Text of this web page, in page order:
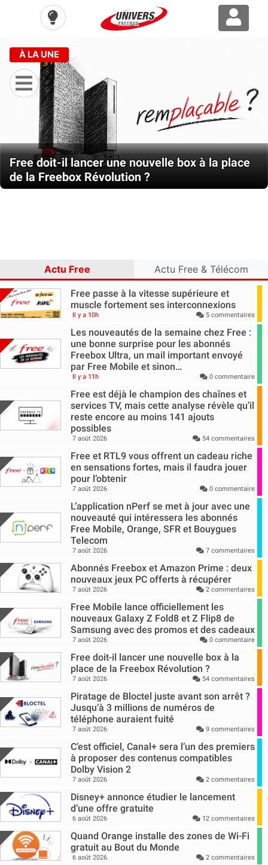
À LA UNE
Free doit-il lancer une nouvelle box à la place
de la Freebox Révolution ?
Previous
Actu Free Actu Free & Télécom
Free passe à la vitesse supérieure et
muscle fortement ses interconnexions
Il y a 10h 5 commentaires
Les nouveautés de la semaine chez Free :
une bonne surprise pour les abonnés
Freebox Ultra, un mail important envoyé
par Free Mobile et sinon…
Il y a 11h 0 commentaire
Free est déjà le champion des chaînes et
services TV, mais cette analyse révèle qu’il
reste encore au moins 141 ajouts
possibles
7 août 2026 54 commentaires
Free et RTL9 vous offrent un cadeau riche
en sensations fortes, mais il faudra jouer
pour l’obtenir
7 août 2026 0 commentaire
L’application nPerf se met à jour avec une
nouveauté qui intéressera les abonnés
Free Mobile, Orange, SFR et Bouygues
Telecom
7 août 2026 7 commentaires
Abonnés Freebox et Amazon Prime : deux
nouveaux jeux PC offerts à récupérer
7 août 2026 2 commentaires
Free Mobile lance officiellement les
nouveaux Galaxy Z Fold8 et Z Flip8 de
Samsung avec des promos et des cadeaux
7 août 2026 0 commentaire
Free doit-il lancer une nouvelle box à la
place de la Freebox Révolution ?
7 août 2026 54 commentaires
Piratage de Bloctel juste avant son arrêt ?
Jusqu’à 3 millions de numéros de
téléphone auraient fuité
7 août 2026 9 commentaires
C’est officiel, Canal+ sera l’un des premiers
à proposer des contenus compatibles
Dolby Vision 2
7 août 2026 2 commentaires
Disney+ annonce étudier le lancement
d’une offre gratuite
6 août 2026 12 commentaires
Quand Orange installe des zones de Wi-Fi
gratuit au Bout du Monde
6 août 2026 2 commentaires